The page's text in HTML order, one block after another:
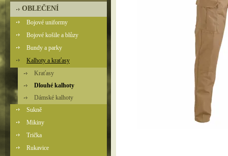
OBLEČENÍ
Bojové uniformy
Bojové košile a blůzy
Bundy a parky
Kalhoty a kraťasy
Kraťasy
Dlouhé kalhoty
Dámské kalhoty
Sukně
Mikiny
Trička
Rukavice